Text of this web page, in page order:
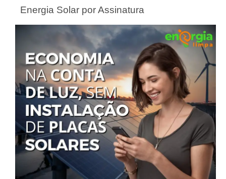
Energia Solar por Assinatura